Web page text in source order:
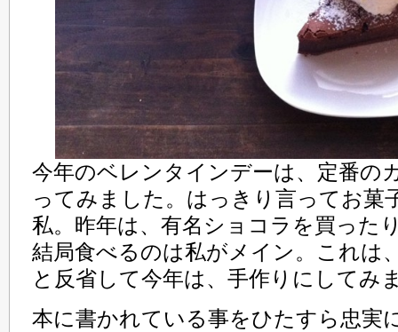
今年のベレンタインデーは、定番の
ってみました。はっきり言ってお菓
私。昨年は、有名ショコラを買った
結局食べるのは私がメイン。これは
と反省して今年は、手作りにしてみ
本に書かれている事をひたすら忠実